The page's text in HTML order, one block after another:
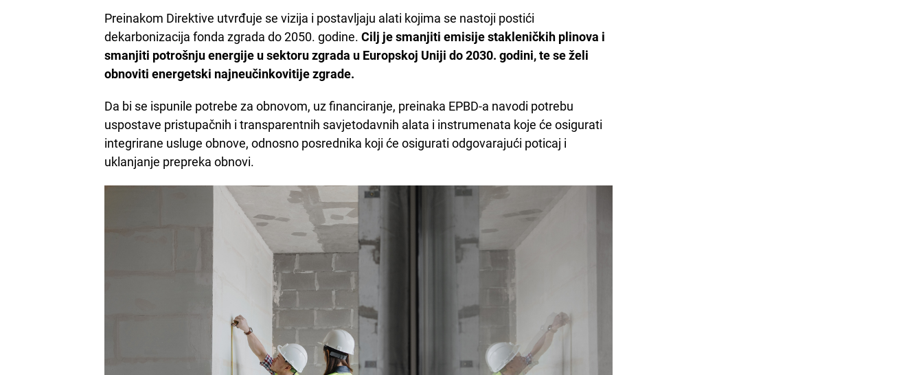
Preinakom Direktive utvrđuje se vizija i postavljaju alati kojima se nastoji postići
dekarbonizacija fonda zgrada do 2050. godine. Cilj je smanjiti emisije stakleničkih plinova i
smanjiti potrošnju energije u sektoru zgrada u Europskoj Uniji do 2030. godini, te se želi
obnoviti energetski najneučinkovitije zgrade.
Da bi se ispunile potrebe za obnovom, uz financiranje, preinaka EPBD-a navodi potrebu
uspostave pristupačnih i transparentnih savjetodavnih alata i instrumenata koje će osigurati
integrirane usluge obnove, odnosno posrednika koji će osigurati odgovarajući poticaj i
uklanjanje prepreka obnovi.